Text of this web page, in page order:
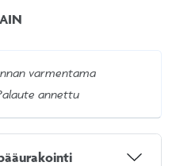
varmentama
annettu